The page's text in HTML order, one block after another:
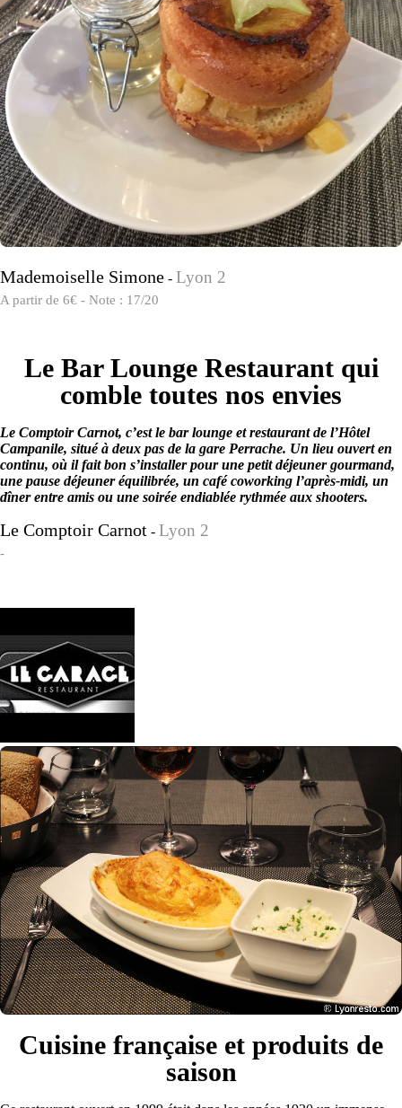
Mademoiselle Simone - Lyon 2
A partir de 6€ - Note : 17/20
Le Bar Lounge Restaurant qui
comble toutes nos envies
Le Comptoir Carnot, c’est le bar lounge et restaurant de l’Hôtel
Campanile, situé à deux pas de la gare Perrache. Un lieu ouvert en
continu, où il fait bon s’installer pour une petit déjeuner gourmand,
une pause déjeuner équilibrée, un café coworking l’après-midi, un
dîner entre amis ou une soirée endiablée rythmée aux shooters.
Le Comptoir Carnot - Lyon 2
-
Cuisine française et produits de
saison